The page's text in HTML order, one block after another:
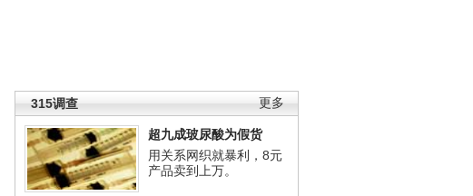
更多
315调查
超九成玻尿酸为假货
用关系网织就暴利，8元
产品卖到上万。